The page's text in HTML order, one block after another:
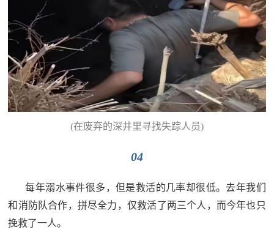
(在废弃的深井里寻找失踪人员)
04
每年溺水事件很多，但是救活的几率却很低。去年我们
和消防队合作，拼尽全力，仅救活了两三个人，而今年也只
挽救了一人。